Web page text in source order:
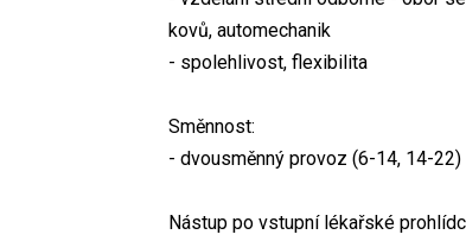
kovů, automechanik
- spolehlivost, flexibilita
Směnnost:
- dvousměnný provoz (6-14, 14-22)
Nástup po vstupní lékařské